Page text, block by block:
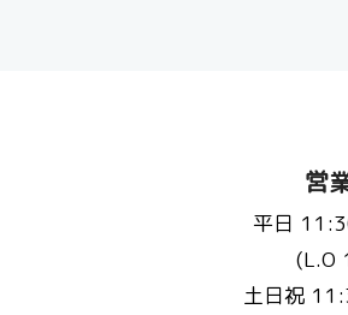
営
平日
(L.O
土日祝